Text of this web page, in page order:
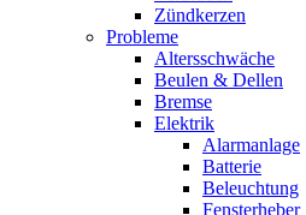
Zündkerzen
Probleme
Altersschwäche
Beulen & Dellen
Bremse
Elektrik
Alarmanlage
Batterie
Beleuchtung
Fensterheber